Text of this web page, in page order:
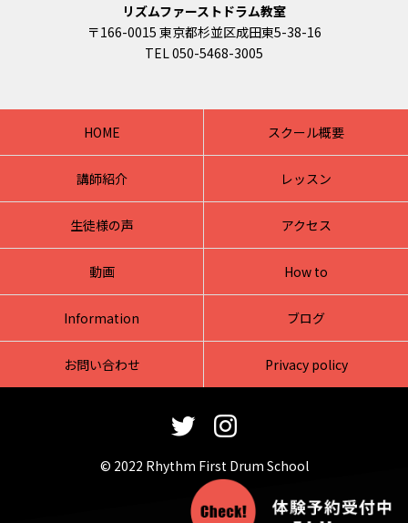
リズムファーストドラム教室
〒166-0015 東京都杉並区成田東5-38-16
TEL 050-5468-3005
HOME スクール概要
講師紹介 レッスン
生徒様の声 アクセス
動画 How to
Information ブログ
お問い合わせ Privacy policy
© 2022 Rhythm First Drum School